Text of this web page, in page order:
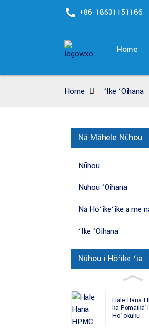
+86-18631151166
Home
Home ʻIke ʻOihana
Nā Māhele Nūhou
Nūhou
Nūhou ʻOihana
Nā Hōʻikeʻike a me
ʻIke ʻOihana
Nūhou i Hōʻike ʻia
Hale Hana
ka
Hoʻokūkū